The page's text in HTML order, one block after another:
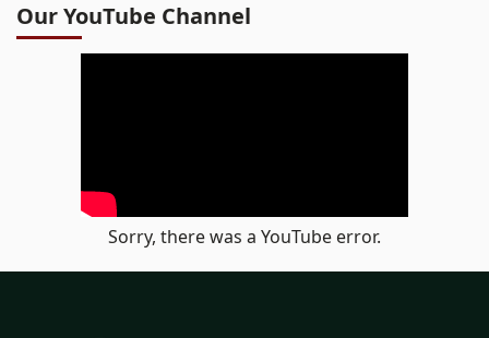
Our YouTube Channel
Sorry, there was a YouTube error.